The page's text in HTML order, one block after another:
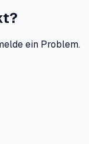
ein Problem.